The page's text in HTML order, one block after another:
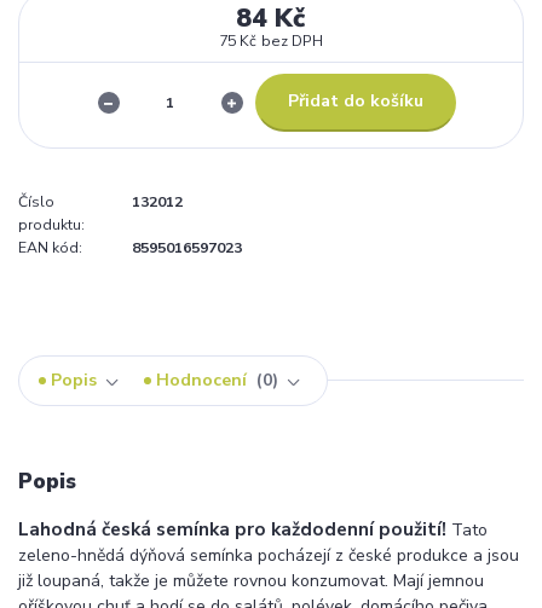
84 Kč
75 Kč bez DPH
Přidat do košíku
Číslo
produktu:
132012
EAN kód: 8595016597023
Popis Hodnocení 0
Popis
Lahodná česká semínka pro každodenní použití! Tato
zeleno-hnědá dýňová semínka pocházejí z české produkce a jsou
již loupaná, takže je můžete rovnou konzumovat. Mají jemnou